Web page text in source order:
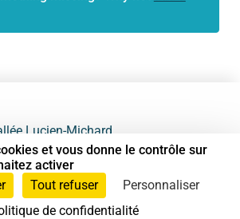
Lucien-Michard
Gargan
28 09
et vous donne le contrôle sur
activer
Tout refuser
Personnaliser
de confidentialité